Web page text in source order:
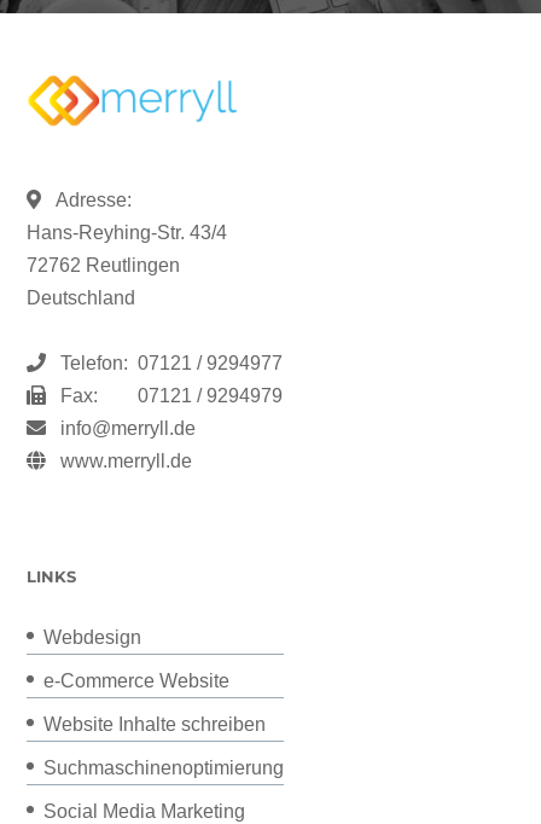
Adresse:
Hans-Reyhing-Str. 43/4
72762 Reutlingen
Deutschland
Telefon: 07121 / 9294977
Fax:
07121 / 9294979
info@merryll.de
www.merryll.de
LINKS
Webdesign
e-Commerce Website
Website Inhalte schreiben
Suchmaschinenoptimierung
Social Media Marketing